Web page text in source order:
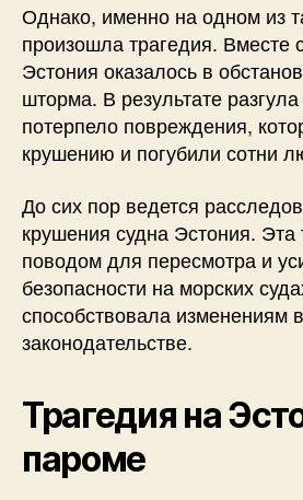
Однако, именно на одном из
произошла трагедия. Вместе
Эстония оказалось в
шторма. В результате
потерпело повреждения,
крушению и погубили сотни
До сих пор ведется
крушения судна Эстония. Эта
поводом для пересмотра и
безопасности на морских
способствовала изменениям
законодательстве.
Трагедия на
пароме